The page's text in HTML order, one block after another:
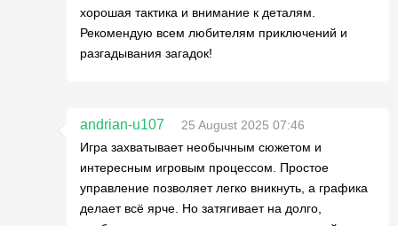
хорошая тактика и внимание к деталям.
Рекомендую всем любителям приключений и
разгадывания загадок!
andrian-u107
25 August 2025 07:46
Игра захватывает необычным сюжетом и
интересным игровым процессом. Простое
управление позволяет легко вникнуть, а графика
делает всё ярче. Но затягивает на долго,